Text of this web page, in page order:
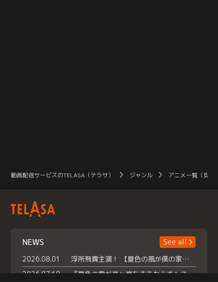
動画配信サービスのTELASA（テラサ） ジャンル アニメ一覧（見放
NEWS
See all
2026.08.01
浮所飛貴主演！ 【夏色の風が僕の家にやってきた】 本日よりテラサで独占配信スタート！
2026.07.18
『夏色の雲が恋と嵐をまきおこす』スペシャルメイキング 【Part1】2026年７月18日（土）23時30分～配信スタート！話題のシーンの裏側を大公開！豪華キャスト大集合！ 『武宮家 真夏の家族会議』開催！